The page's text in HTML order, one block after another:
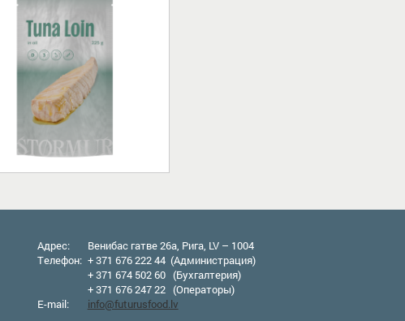
Адрес:
Венибас гатве 26а, Рига, LV – 1004
Телефон: + 371 676 222 44 (Администрация)
+ 371 674 502 60 (Бухгалтерия)
+ 371 676 247 22 (Операторы)
E-mail:
info@futurusfood.lv